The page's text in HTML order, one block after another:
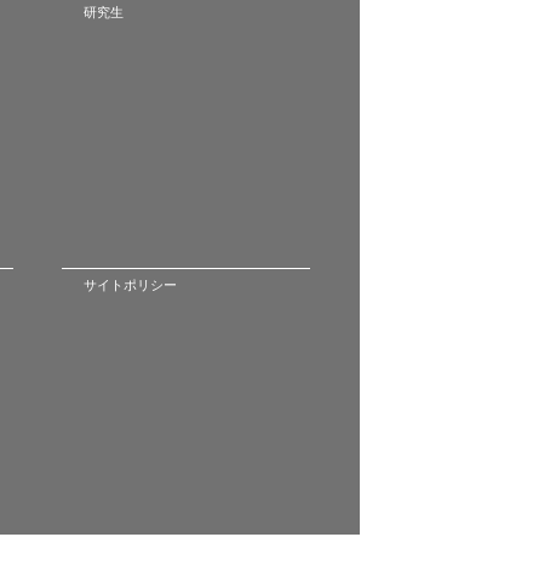
研究生
サイトポリシー